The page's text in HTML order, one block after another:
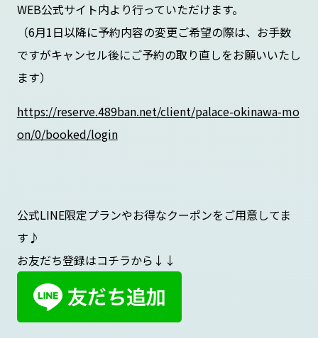
WEB公式サイト内より行っていただけます。
（6月1日以降に予約内容の変更ご希望の際は、お手数
ですがキャンセル後にご予約の取り直しをお願いいたし
ます）
https://reserve.489ban.net/client/palace-okinawa-mo
on/0/booked/login
公式LINE限定プランやお得なクーポンをご用意してま
す♪
お友だち登録はコチラから↓↓